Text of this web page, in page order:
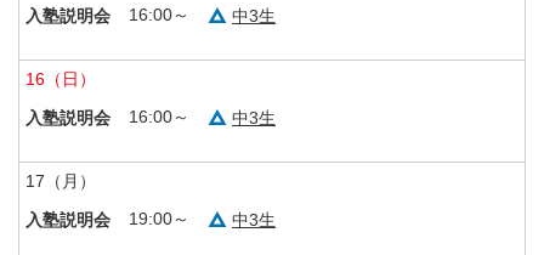
入塾説明会
16:00～ 中3生
16 （日）
入塾説明会
16:00～ 中3生
17 （月）
入塾説明会
19:00～ 中3生